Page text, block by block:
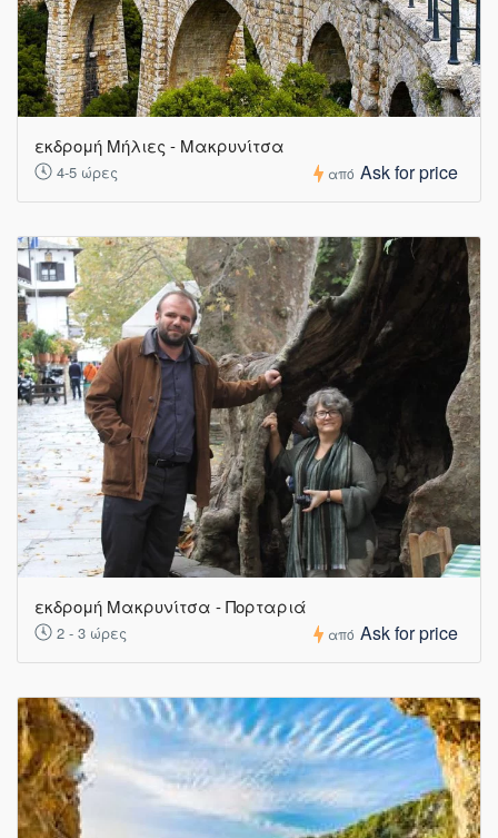
εκδρομή Μήλιες - Μακρυνίτσα
4-5 ώρες από Ask for price
εκδρομή Μακρυνίτσα - Πορταριά
2 - 3 ώρες από Ask for price